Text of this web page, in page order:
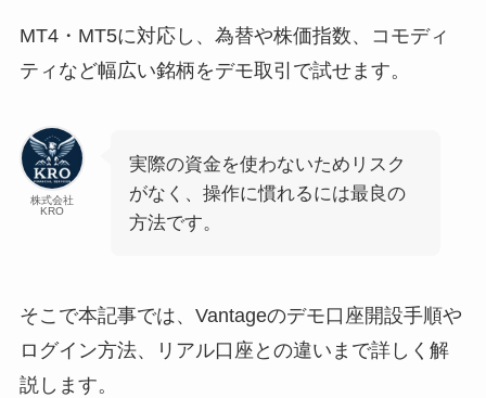
MT4・MT5に対応し、為替や株価指数、コモディ
ティなど幅広い銘柄をデモ取引で試せます。
株式会社
KRO
実際の資金を使わないためリスク
がなく、操作に慣れるには最良の
方法です。
そこで本記事では、Vantageのデモ口座開設手順や
ログイン方法、リアル口座との違いまで詳しく解
説します。